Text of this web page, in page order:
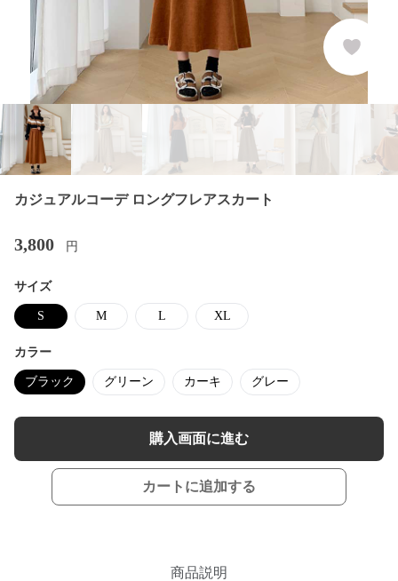
カジュアルコーデ ロングフレアスカート
3,800 円
サイズ
S M L XL
カラー
ブラック グリーン カーキ グレー
購入画面に進む
カートに追加する
商品説明